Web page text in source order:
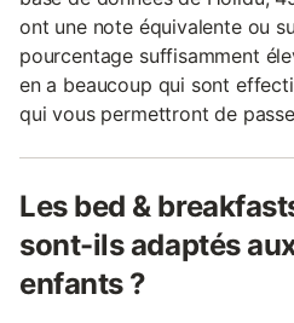
ont une note équivalente ou
pourcentage suffisamment
en a beaucoup qui sont
qui vous permettront de
Les bed &
sont-ils adaptés
enfants ?